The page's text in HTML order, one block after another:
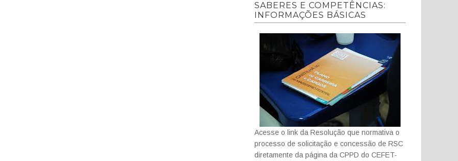
SABERES E COMPETÊNCIAS:
INFORMAÇÕES BÁSICAS
Acesse o link da Resolução que normativa o
processo de solicitação e concessão de RSC
diretamente da página da CPPD do CEFET-